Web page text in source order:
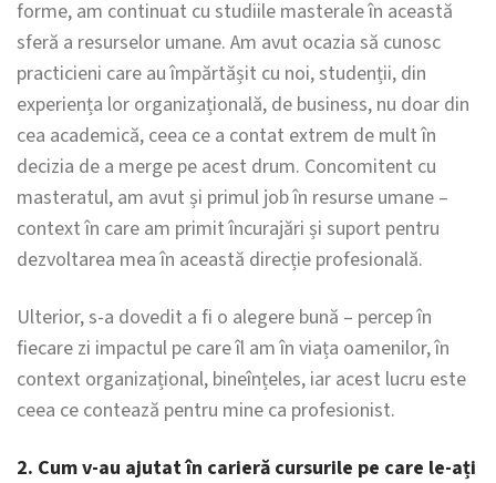
forme, am continuat cu studiile masterale în această
sferă a resurselor umane. Am avut ocazia să cunosc
practicieni care au împărtășit cu noi, studenții, din
experiența lor organizațională, de business, nu doar din
cea academică, ceea ce a contat extrem de mult în
decizia de a merge pe acest drum. Concomitent cu
masteratul, am avut și primul job în resurse umane –
context în care am primit încurajări și suport pentru
dezvoltarea mea în această direcție profesională.
Ulterior, s-a dovedit a fi o alegere bună – percep în
fiecare zi impactul pe care îl am în viața oamenilor, în
context organizațional, bineînțeles, iar acest lucru este
ceea ce contează pentru mine ca profesionist.
2. Cum v-au ajutat în carieră cursurile pe care le-ați